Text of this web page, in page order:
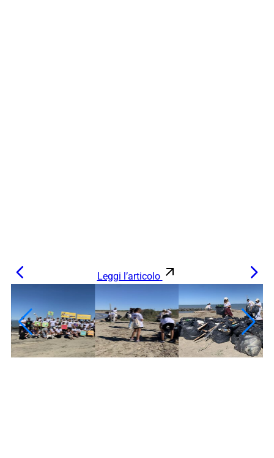
Leggi l’articolo